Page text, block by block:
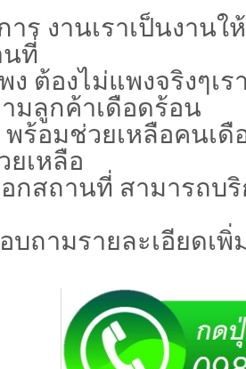
าร งานเราเป็นงาน
ที่
ง ต้องไม่แพงจริงๆเ
มลูกค้าเดือดร้อน
พร้อมช่วยเหลือคนเ
ยเหลือ
กสถานที่ สามารถบ
บถามรายละเอียดเพิ่